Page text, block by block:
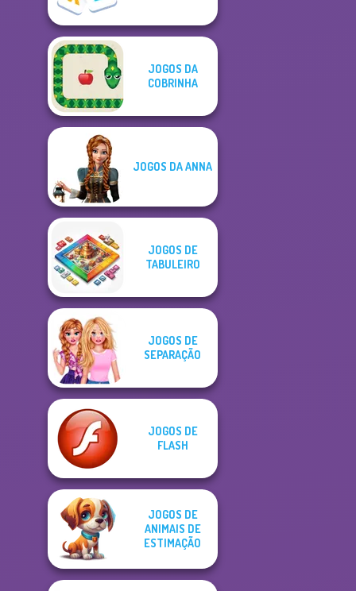
JOGOS DA
COBRINHA
JOGOS DA ANNA
JOGOS DE
TABULEIRO
JOGOS DE
SEPARAÇÃO
JOGOS DE
FLASH
JOGOS DE
ANIMAIS DE
ESTIMAÇÃO